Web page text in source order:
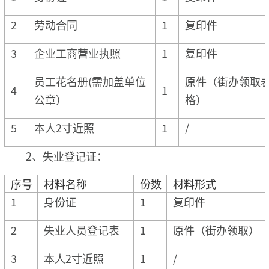
2
劳动合同 1
复印件
3
企业工商营业执照 1 复印件
4
员工花名册(需加盖单位
公章）
1
原件（街办领取
格）
5
本人2寸近照 1
/
2、失业登记证：
序号
材料名称 份数
材料形式
1
身份证 1
复印件
2
失业人员登记表 1
原件（街办领取）
3
本人2寸近照 1
/